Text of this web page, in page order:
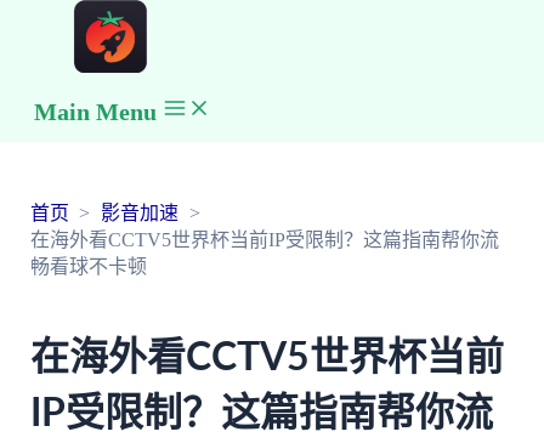
Main Menu
首页
影音加速
在海外看CCTV5世界杯当前IP受限制？这篇指南帮你流
畅看球不卡顿
在海外看CCTV5世界杯当前
IP受限制？这篇指南帮你流